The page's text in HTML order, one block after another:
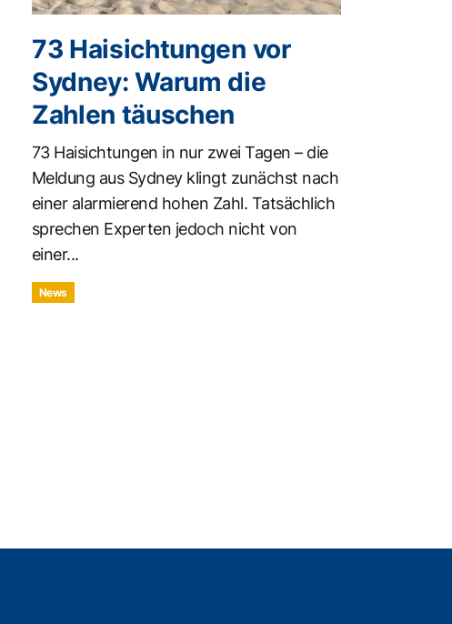
73 Haisichtungen vor
Sydney: Warum die
Zahlen täuschen
73 Haisichtungen in nur zwei Tagen – die
Meldung aus Sydney klingt zunächst nach
einer alarmierend hohen Zahl. Tatsächlich
sprechen Experten jedoch nicht von
einer...
News